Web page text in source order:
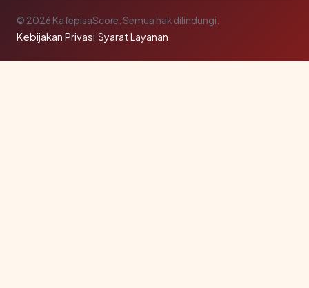
© 2026 KafepisaScore. Semua hak dilindungi.
Kebijakan Privasi·Syarat Layanan